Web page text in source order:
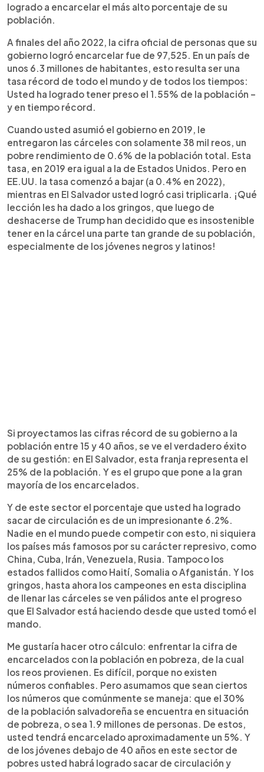
logrado a encarcelar el más alto porcentaje de su
población.
A finales del año 2022, la cifra oficial de personas que su
gobierno logró encarcelar fue de 97,525. En un país de
unos 6.3 millones de habitantes, esto resulta ser una
tasa récord de todo el mundo y de todos los tiempos:
Usted ha logrado tener preso el 1.55% de la población –
y en tiempo récord.
Cuando usted asumió el gobierno en 2019, le
entregaron las cárceles con solamente 38 mil reos, un
pobre rendimiento de 0.6% de la población total. Esta
tasa, en 2019 era igual a la de Estados Unidos. Pero en
EE.UU. la tasa comenzó a bajar (a 0.4% en 2022),
mientras en El Salvador usted logró casi triplicarla. ¡Qué
lección les ha dado a los gringos, que luego de
deshacerse de Trump han decidido que es insostenible
tener en la cárcel una parte tan grande de su población,
especialmente de los jóvenes negros y latinos!
Si proyectamos las cifras récord de su gobierno a la
población entre 15 y 40 años, se ve el verdadero éxito
de su gestión: en El Salvador, esta franja representa el
25% de la población. Y es el grupo que pone a la gran
mayoría de los encarcelados.
Y de este sector el porcentaje que usted ha logrado
sacar de circulación es de un impresionante 6.2%.
Nadie en el mundo puede competir con esto, ni siquiera
los países más famosos por su carácter represivo, como
China, Cuba, Irán, Venezuela, Rusia. Tampoco los
estados fallidos como Haití, Somalia o Afganistán. Y los
gringos, hasta ahora los campeones en esta disciplina
de llenar las cárceles se ven pálidos ante el progreso
que El Salvador está haciendo desde que usted tomó el
mando.
Me gustaría hacer otro cálculo: enfrentar la cifra de
encarcelados con la población en pobreza, de la cual
los reos provienen. Es difícil, porque no existen
números confiables. Pero asumamos que sean ciertos
los números que comúnmente se maneja: que el 30%
de la población salvadoreña se encuentra en situación
de pobreza, o sea 1.9 millones de personas. De estos,
usted tendrá encarcelado aproximadamente un 5%. Y
de los jóvenes debajo de 40 años en este sector de
pobres usted habrá logrado sacar de circulación y